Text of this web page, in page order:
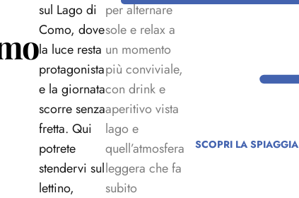
sul Lago di
Como, dove
la luce resta
protagonista
e la giornata
scorre senza
fretta. Qui
potrete
stendervi sul
lettino,
per alternare
sole e relax a
un momento
più conviviale,
con drink e
aperitivo vista
lago e
quell’atmosfera
leggera che fa
subito
SCOPRI LA SPIAGGIA